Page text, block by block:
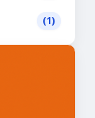
(1)